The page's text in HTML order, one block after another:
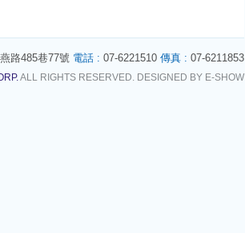
路485巷77號 電話 : 07-6221510 傳真 : 07-6211853
ALL RIGHTS RESERVED. DESIGNED BY E-SHOW